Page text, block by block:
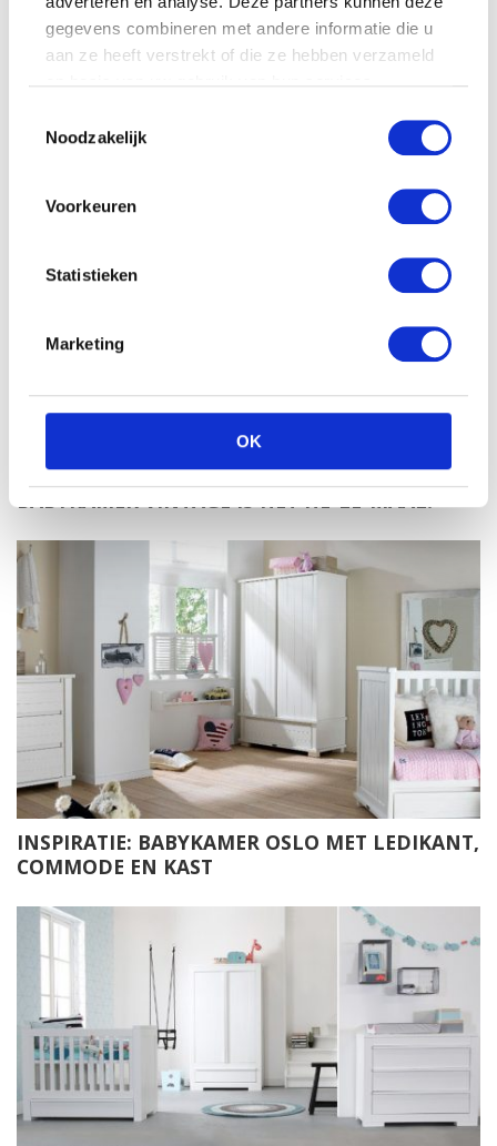
gegevens combineren met andere informatie die u
aan ze heeft verstrekt of die ze hebben verzameld
Noodzakelijk
Voorkeuren
Statistieken
Marketing
OK
MET LEDIKANT, COMMODE EN LINNENKAST
VERGEET BABY ROZE EN BABY BLAUW!
BABYKAMER VINTAGE IS HET HE-LE-MAAL!
INSPIRATIE: BABYKAMER OSLO MET LEDIKANT,
COMMODE EN KAST